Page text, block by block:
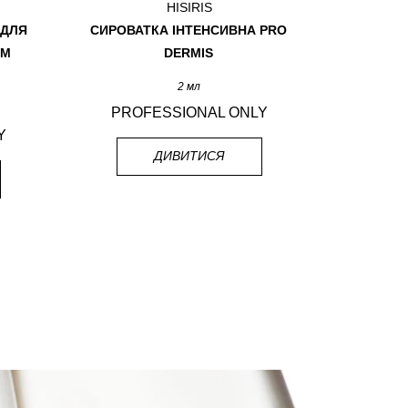
HISIRIS
СИРОВАТКА ІНТЕНСИВНА PRO
DERMIS
2 мл
PROFESSIONAL ONLY
ДИВИТИСЯ